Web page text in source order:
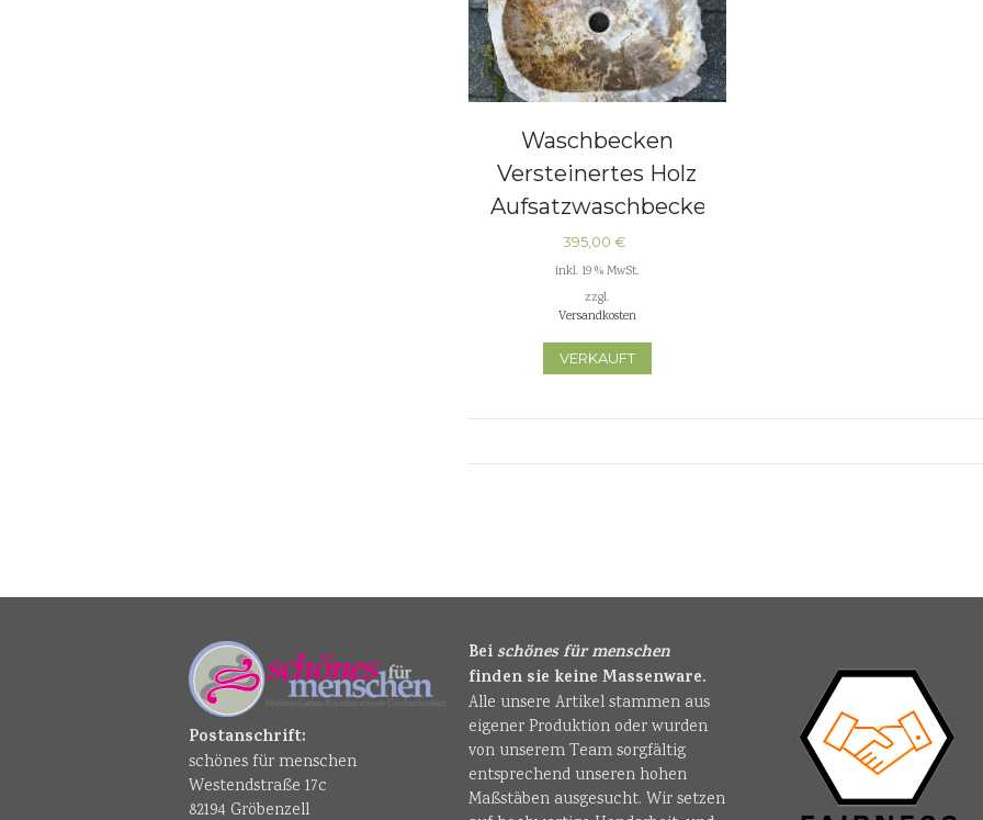
Waschbecken
Versteinertes Holz
Aufsatzwaschbecken
Naturstein
395,00€
inkl. 19 % MwSt.
zzgl.
Versandkosten
VERKAUFT
Postanschrift:
schönes für menschen
Westendstraße 17c
82194 Gröbenzell
Beischönes für menschen
finden sie keine Massenware.
Alle unsere Artikel stammen aus
eigener Produktion oder wurden
von unserem Team sorgfältig
entsprechend unseren hohen
Maßstäben ausgesucht. Wir setzen